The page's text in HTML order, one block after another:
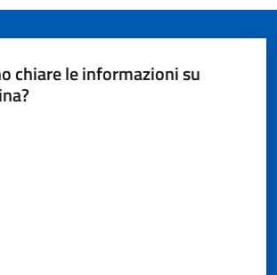
chiare le informazioni su